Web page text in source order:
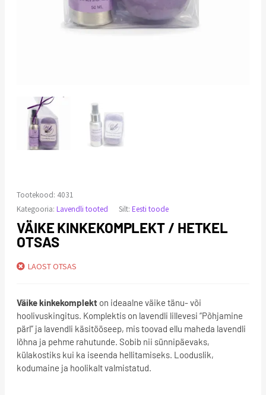
Tootekood: 4031
Kategooria: Lavendli tooted Silt: Eesti toode
VÄIKE KINKEKOMPLEKT / HETKEL
OTSAS
LAOST OTSAS
Väike kinkekomplekt on ideaalne väike tänu- või
hoolivuskingitus. Komplektis on lavendli lillevesi “Põhjamine
pärl” ja lavendli käsitööseep, mis toovad ellu maheda lavendli
lõhna ja pehme rahutunde. Sobib nii sünnipäevaks,
külakostiks kui ka iseenda hellitamiseks. Looduslik,
kodumaine ja hoolikalt valmistatud.